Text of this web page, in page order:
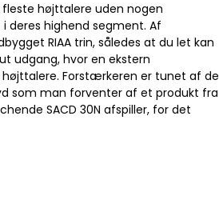
fleste højttalere uden nogen
deres highend segment. Af
RIAA trin, således at du let kan
udgang, hvor en ekstern
Forstærkeren er tunet af de
som man forventer af et produkt fra
SACD 30N afspiller, for det